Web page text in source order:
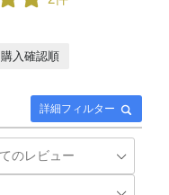
詳細フィルター
購入確認順